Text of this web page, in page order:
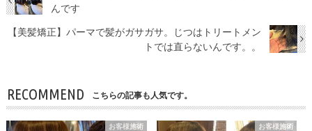
んです
【美髪矯正】パーマで髪がガサガサ。じつはトリートメン
トでは直らないんです。。
RECOMMEND こちらの記事も人気です。
お客様施術 お客様施術